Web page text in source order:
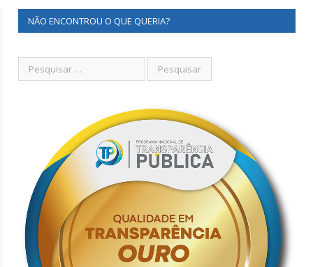
NÃO ENCONTROU O QUE QUERIA?